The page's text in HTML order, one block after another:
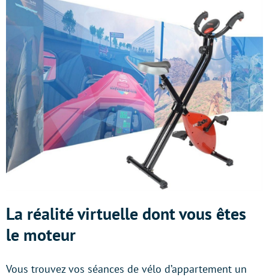
La réalité virtuelle dont vous êtes
le moteur
Vous trouvez vos séances de vélo d’appartement un